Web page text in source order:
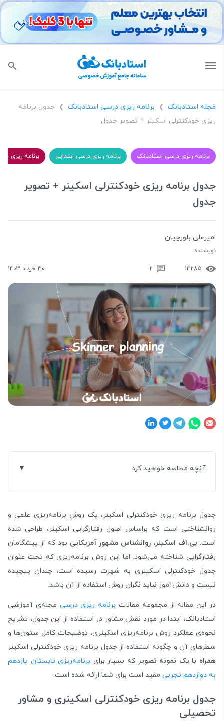
مجله استادبانک ❯ برنامه ریزی درسی استادبانک ❯
جدول برنامه
ریزی خودکنترلی اسکینر + تصویر جدول
برنامه ریزی درسی ابتدایی برنامه ریزی درسی استادبانک برنامه‌ ریزی درسی کنکور
جدول برنامه ریزی خودکنترلی اسکینر + تصویر
جدول
امیرعلی بلورچیان
نویسنده
14285
2 30 خرداد 1403
آنچه مطالعه خواهید کرد
جدول برنامه ریزی خودکنترلی اسکینر، یک روش برنامه‌ریزی علمی و
روانشناختی است که براساس اصول رفتارگرایی اسکینر، طراحی شده
است. بی.اف اسکینر، روانشناس مشهور آمریکایی بود که از پیشگامان
رفتارگرایی شناخته می‌شود. اما این روش برنامه‌ریزی که تحت عنوان
جدول خودکنترلی اسکینری به شهرت رسیده است، چندان پیچیده
نیست و دانش‌آموز نباید نگران روش استفاده از آن باشد.
در این مقاله از مجموعه مقالات برنامه ریزی درسی مجله‌ی آموزشی
استادبانک، ابتدا در مورد نقش مشاور در استفاده از این جدول، تشریح
نحوه‌ی عملکرد روش برنامه‌ریزی اسکینری، توضیحات کامل ستون‌ها و
سطرهای آن و چگونه استفاده از جدول برنامه ریزی خودکنترلی اسکینر
همراه با یک نمونه تصویر که بسیار برای برنامه‌ریزی تابستان یازدهم
به دوازدهم تجربی مفید است برای شما ارائه شده است.
جدول برنامه ریزی خودکنترلی اسکینری و مشاور
تحصیلی